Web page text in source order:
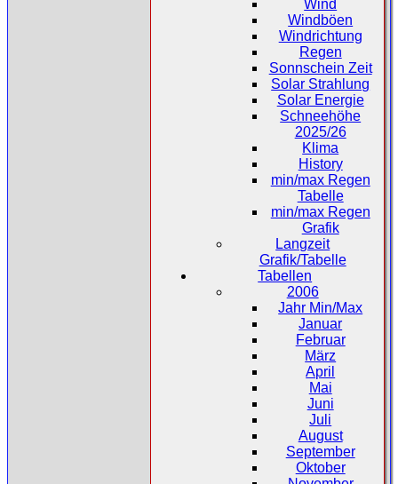
Wind
Windböen
Windrichtung
Regen
Sonnschein Zeit
Solar Strahlung
Solar Energie
Schneehöhe
2025/26
Klima
History
min/max Regen
Tabelle
min/max Regen
Grafik
Langzeit
Grafik/Tabelle
Tabellen
2006
Jahr Min/Max
Januar
Februar
März
April
Mai
Juni
Juli
August
September
Oktober